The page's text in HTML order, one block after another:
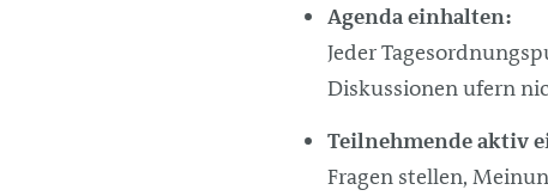
Agenda einhalten:
Jeder
Diskussionen ufern
Teilnehmende aktiv
Fragen stellen,